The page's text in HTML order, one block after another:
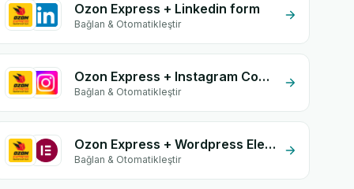
Ozon Express + Linkedin form
Bağlan & Otomatikleştir
Ozon Express + Instagram Comment
Bağlan & Otomatikleştir
Ozon Express + Wordpress Elementor
Bağlan & Otomatikleştir